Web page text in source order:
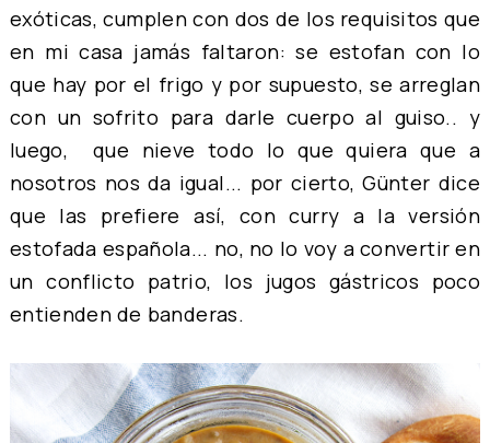
exóticas, cumplen con dos de los requisitos que
en mi casa jamás faltaron: se estofan con lo
que hay por el frigo y por supuesto, se arreglan
con un sofrito para darle cuerpo al guiso.. y
luego, que nieve todo lo que quiera que a
nosotros nos da igual... por cierto, Günter dice
que las prefiere así, con curry a la versión
estofada española... no, no lo voy a convertir en
un conflicto patrio, los jugos gástricos poco
entienden de banderas.